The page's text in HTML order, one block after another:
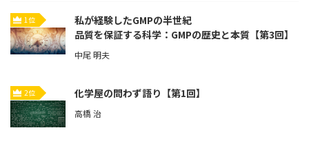
1位
私が経験したGMPの半世紀
品質を保証する科学：GMPの歴史と本質【第3回】
中尾 明夫
2位 化学屋の問わず語り【第1回】
高橋 治